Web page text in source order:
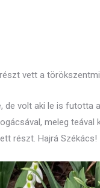
vett a
de volt aki le is
meleg
részt. Hajrá Székács!